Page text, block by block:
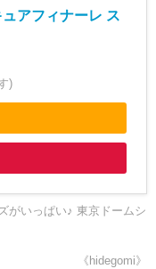
アフィナーレ ス
)
がいっぱい♪ 東京ドームシ
《hidegomi》